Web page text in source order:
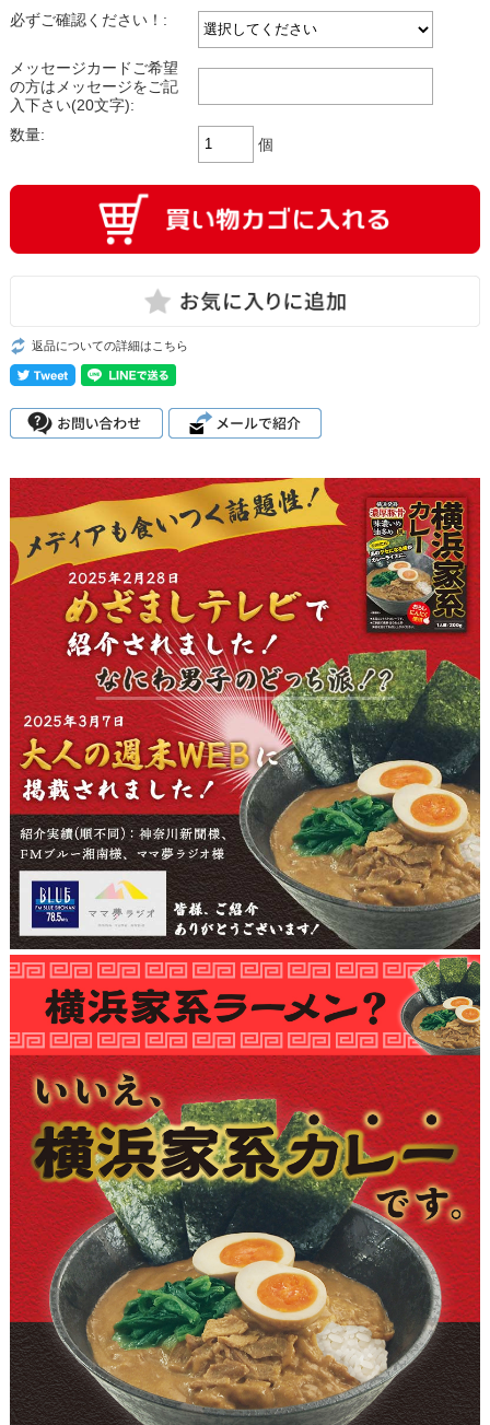
必ずご確認ください！:
メッセージカードご希望
の方はメッセージをご記
入下さい(20文字):
数量:
個
返品についての詳細はこちら